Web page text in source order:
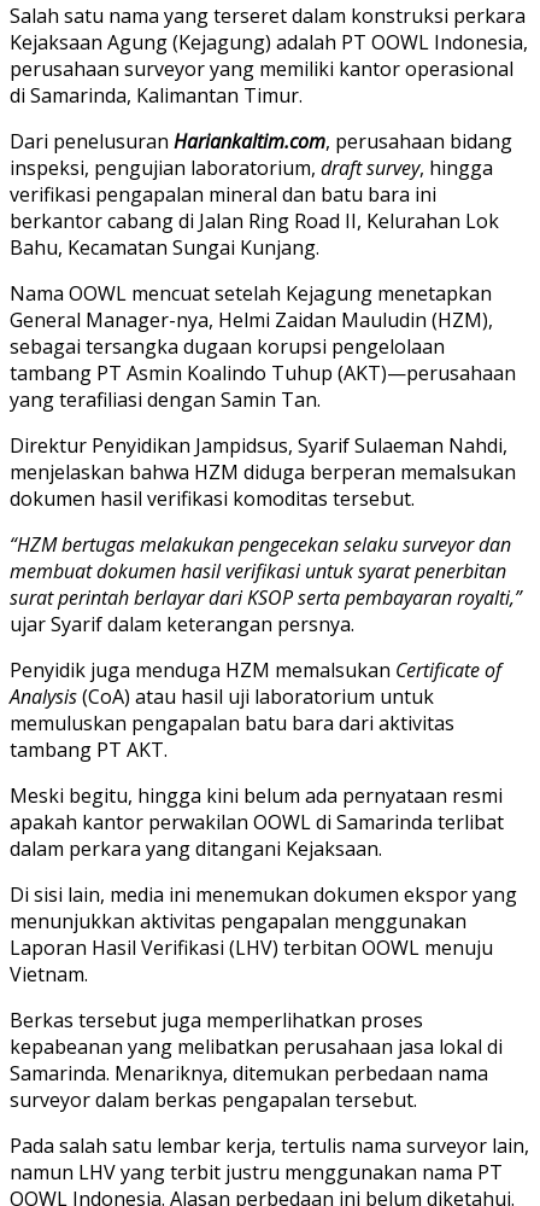
Salah satu nama yang terseret dalam konstruksi perkara
Kejaksaan Agung (Kejagung) adalah PT OOWL Indonesia,
perusahaan surveyor yang memiliki kantor operasional
di Samarinda, Kalimantan Timur.
Dari penelusuran Hariankaltim.com, perusahaan bidang
inspeksi, pengujian laboratorium, draft survey, hingga
verifikasi pengapalan mineral dan batu bara ini
berkantor cabang di Jalan Ring Road II, Kelurahan Lok
Bahu, Kecamatan Sungai Kunjang.
Nama OOWL mencuat setelah Kejagung menetapkan
General Manager-nya, Helmi Zaidan Mauludin (HZM),
sebagai tersangka dugaan korupsi pengelolaan
tambang PT Asmin Koalindo Tuhup (AKT)—perusahaan
yang terafiliasi dengan Samin Tan.
Direktur Penyidikan Jampidsus, Syarif Sulaeman Nahdi,
menjelaskan bahwa HZM diduga berperan memalsukan
dokumen hasil verifikasi komoditas tersebut.
“HZM bertugas melakukan pengecekan selaku surveyor dan
membuat dokumen hasil verifikasi untuk syarat penerbitan
surat perintah berlayar dari KSOP serta pembayaran royalti,”
ujar Syarif dalam keterangan persnya.
Penyidik juga menduga HZM memalsukan Certificate of
Analysis(CoA) atau hasil uji laboratorium untuk
memuluskan pengapalan batu bara dari aktivitas
tambang PT AKT.
Meski begitu, hingga kini belum ada pernyataan resmi
apakah kantor perwakilan OOWL di Samarinda terlibat
dalam perkara yang ditangani Kejaksaan.
Di sisi lain, media ini menemukan dokumen ekspor yang
menunjukkan aktivitas pengapalan menggunakan
Laporan Hasil Verifikasi (LHV) terbitan OOWL menuju
Vietnam.
Berkas tersebut juga memperlihatkan proses
kepabeanan yang melibatkan perusahaan jasa lokal di
Samarinda. Menariknya, ditemukan perbedaan nama
surveyor dalam berkas pengapalan tersebut.
Pada salah satu lembar kerja, tertulis nama surveyor lain,
namun LHV yang terbit justru menggunakan nama PT
OOWL Indonesia. Alasan perbedaan ini belum diketahui.